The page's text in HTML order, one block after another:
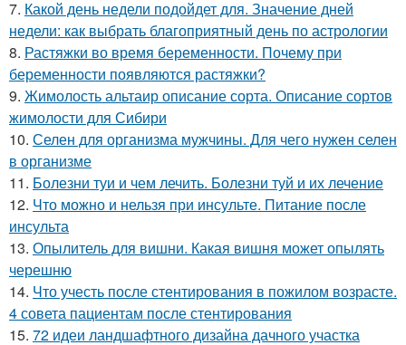
7. Какой день недели подойдет для. Значение дней
недели: как выбрать благоприятный день по астрологии
8. Растяжки во время беременности. Почему при
беременности появляются растяжки?
9. Жимолость альтаир описание сорта. Описание сортов
жимолости для Сибири
10. Селен для организма мужчины. Для чего нужен селен
в организме
11. Болезни туи и чем лечить. Болезни туй и их лечение
12. Что можно и нельзя при инсульте. Питание после
инсульта
13. Опылитель для вишни. Какая вишня может опылять
черешню
14. Что учесть после стентирования в пожилом возрасте.
4 совета пациентам после стентирования
15. 72 идеи ландшафтного дизайна дачного участка